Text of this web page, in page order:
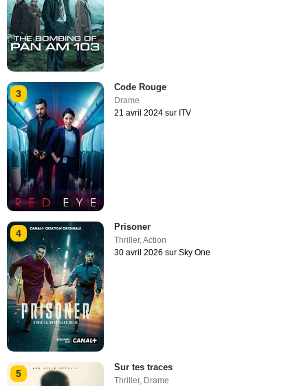
3
Code Rouge
Drame
21 avril 2024 sur ITV
4
Prisoner
Thriller,Action
30 avril 2026 sur Sky One
5
Sur tes traces
Thriller, Drame